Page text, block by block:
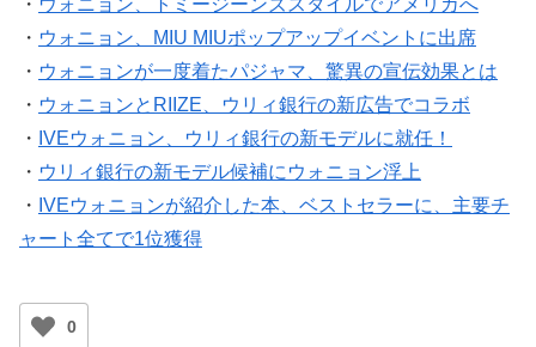
ウォニョン、MIU MIUポップアップイベントに出席
ウォニョンが一度着たパジャマ、驚異の宣伝効果とは
ウォニョンとRIIZE、ウリィ銀行の新広告でコラボ
IVEウォニョン、ウリィ銀行の新モデルに就任！
ウリィ銀行の新モデル候補にウォニョン浮上
IVEウォニョンが紹介した本、ベストセラーに、主要チ
ャート全てで1位獲得
0